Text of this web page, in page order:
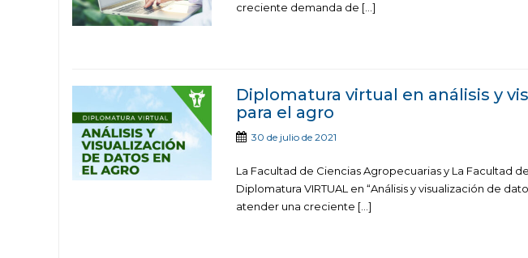
creciente demanda de […]
Diplomatura virtual en análisis y
para el agro
30 de julio de 2021
La Facultad de Ciencias Agropecuarias y La Facultad
Diplomatura VIRTUAL en “Análisis y visualización de
atender una creciente […]